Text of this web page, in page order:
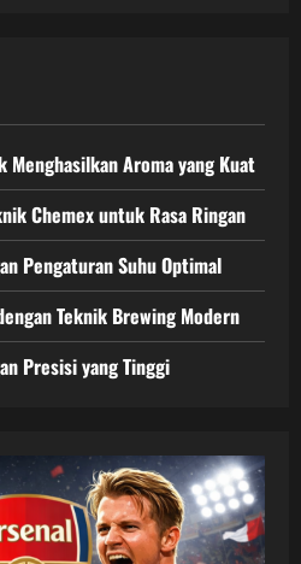
Aroma yang Kuat
Chemex untuk Rasa Ringan
Pengaturan Suhu Optimal
Teknik Brewing Modern
Presisi yang Tinggi